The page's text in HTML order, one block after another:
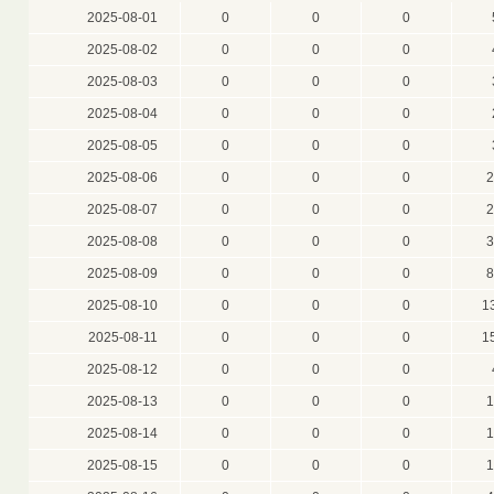
2025-08-01
0 0 0
2025-08-02 0 0 0
2025-08-03 0 0 0
2025-08-04 0 0 0
2025-08-05 0 0 0
2025-08-06 0 0 0
2025-08-07 0 0 0
2025-08-08 0 0 0
2025-08-09 0 0 0
2025-08-10 0 0 0
2025-08-11 0 0 0
2025-08-12 0 0 0
2025-08-13 0 0 0
2025-08-14 0 0 0
2025-08-15 0 0 0